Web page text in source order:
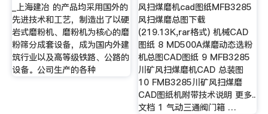
_上海建冶 的产品均采用国外的
先进技术和工艺，制造出了以硬
岩式磨粉机、磨粉机为核心的磨
粉筛分成套设备，成为国内外建
筑行业以及高等级铁路、公路的
设备。公司生产的各种
风扫煤磨机cad图纸MFB3285
风扫煤磨总图下载
(219.13K,rar格式) 机械CAD
图纸 8 MD500A煤磨动态选粉
机总图CAD图纸 9 MFB3285
川矿风扫煤磨机CAD 总装图
10 FMB3285川矿风扫煤磨
CAD图纸机附带技术说明 更多..
文档 1 气动三通阀门箱 …